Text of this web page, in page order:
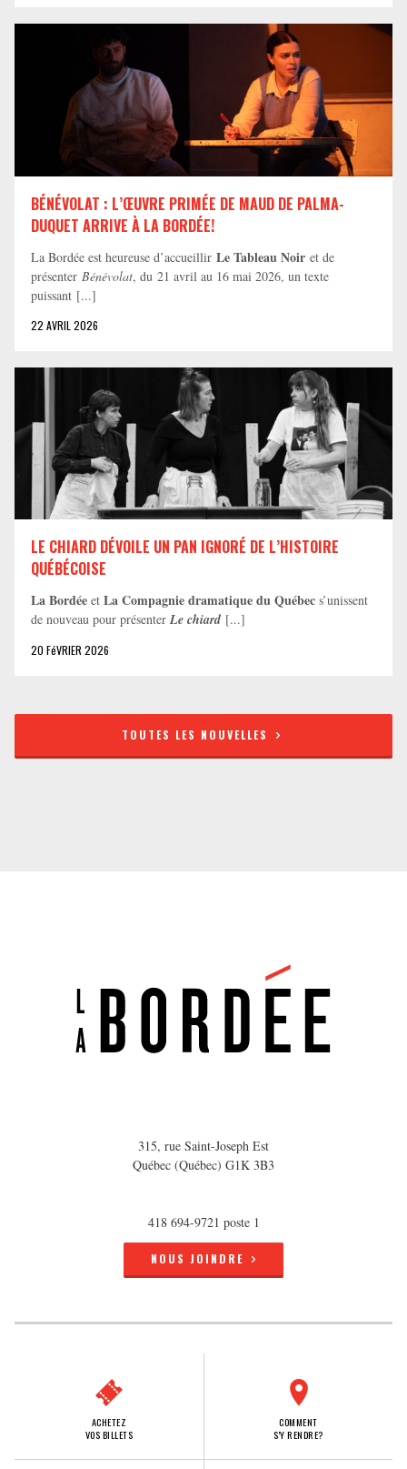
BÉNÉVOLAT : L’ŒUVRE PRIMÉE DE MAUD DE PALMA-
DUQUET ARRIVE À LA BORDÉE!
La Bordée est heureuse d’accueillir Le Tableau Noir et de
présenter Bénévolat, du 21 avril au 16 mai 2026, un texte
puissant [...]
22 AVRIL 2026
LE CHIARD DÉVOILE UN PAN IGNORÉ DE L’HISTOIRE
QUÉBÉCOISE
La Bordée et La Compagnie dramatique du Québec s’unissent
de nouveau pour présenter Le chiard [...]
20 FéVRIER 2026
TOUTES LES NOUVELLES
315, rue Saint-Joseph Est
Québec (Québec) G1K 3B3
418 694-9721 poste 1
NOUS JOINDRE
ACHETEZ
VOS BILLETS
COMMENT
S'Y RENDRE?